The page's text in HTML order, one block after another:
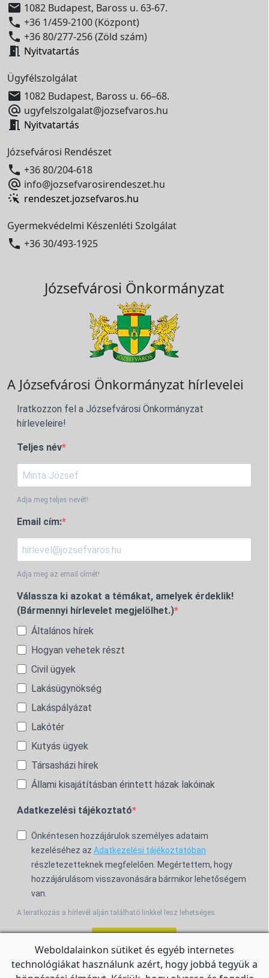
 1082 Budapest, Baross u. 63-67.
 +36 1/459-2100 (Központ)
 +36 80/277-256 (Zöld szám)
 Nyitvatartás
Ügyfélszolgálat
 1082 Budapest, Baross u. 66–68.
 ugyfelszolgalat@jozsefvaros.hu
 Nyitvatartás
Józsefvárosi Rendészet
 +36 80/204-618
 info@jozsefvarosirendeszet.hu
rendeszet.jozsefvaros.hu
Gyermekvédelmi Készenléti Szolgálat
 +36 30/493-1925
Józsefvárosi Önkormányzat
A Józsefvárosi Önkormányzat hírlevelei
Iratkozzon fel a Józsefvárosi Önkormányzat
hírleveleire!
Teljes név
Adja meg teljes nevét!
Email cím:
Adja meg az email címét!
Válassza ki azokat a témákat, amelyek érdeklik!
(Bármennyi hírlevelet megjelölhet.)
Általános hírek
Hogyan vehetek részt
Civil ügyek
Lakásügynökség
Lakáspályázat
Lakótér
Kutyás ügyek
Társasházi hírek
Állami kisajátításban érintett házak lakóinak
Adatkezelési tájékoztató
Önkéntesen hozzájárulok személyes adataim
kezeléséhez az Adatkezelési tájékoztatóban
részletezetteknek megfelelően. Megértettem, hogy
hozzájárulásom visszavonására bármikor lehetőségem
van.
A leiratkozás a hírlevél alján található linkkel lesz lehetséges.
For the English Newsletter, clickHERE.
Weboldalainkon sütiket és egyéb internetes
technológiákat használunk azért, hogy jobbá tegyük a